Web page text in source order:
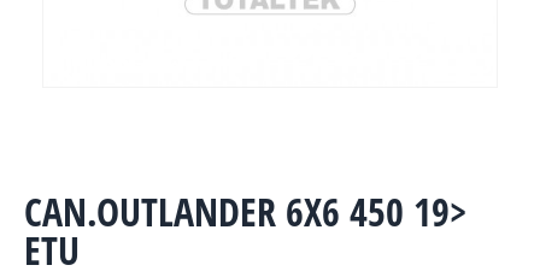
CAN.OUTLANDER 6X6 450 19>
ETU